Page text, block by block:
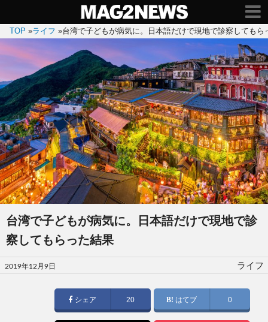
TOP »ライフ »台湾で子どもが病気に。日本語だけで現地で診察してもら
台湾で子どもが病気に。日本語だけで現地で診
察してもらった結果
投
稿
2019年12月9日 ライフ
シェア 20 はてブ 0